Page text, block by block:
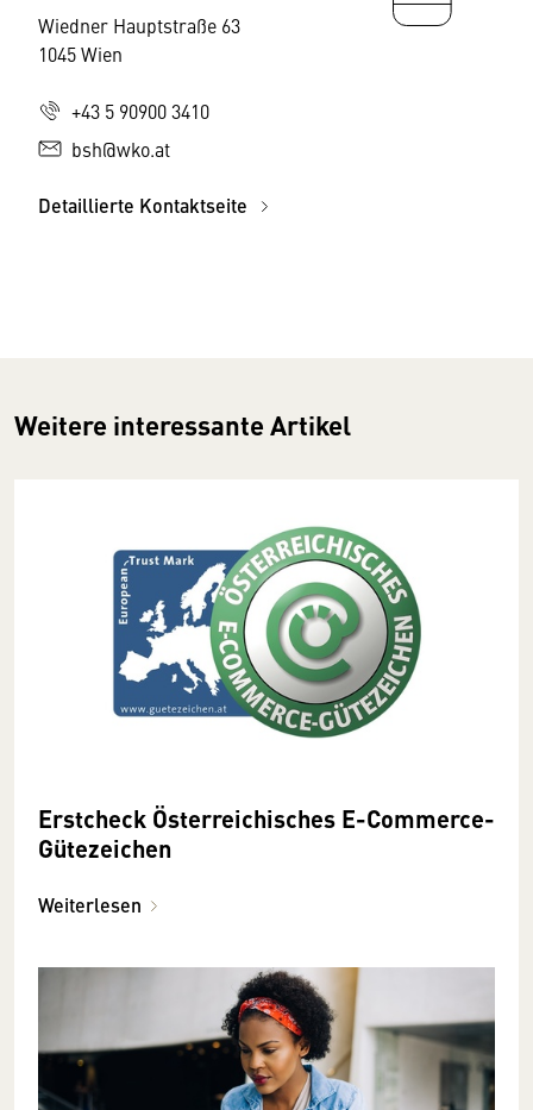
Wiedner Hauptstraße 63
1045 Wien
+43 5 90900 3410
bsh@wko.at
Detaillierte Kontaktseite
Weitere interessante Artikel
Erstcheck Österreichisches E-Commerce-
Gütezeichen
Weiterlesen